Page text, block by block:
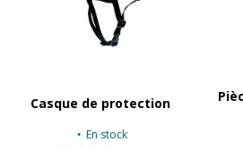
Casque de protection
En stock